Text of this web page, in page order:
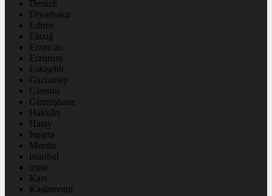
Denizli
Diyarbakır
Edirne
Elazığ
Erzincan
Erzurum
Eskişehir
Gaziantep
Giresun
Gümüşhane
Hakkâri
Hatay
Isparta
Mersin
istanbul
izmir
Kars
Kastamonu